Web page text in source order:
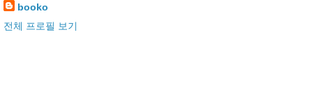
booko
전체 프로필 보기